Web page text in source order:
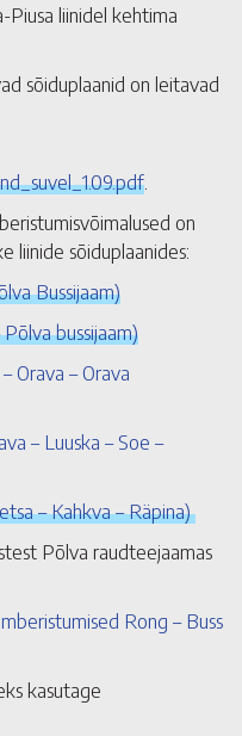
Piusa liinidel kehtima
sõiduplaanid on leitavad
on
liinide sõiduplaanides:
Bussijaam)
bussijaam)
Orava – Orava
– Luuska – Soe –
– Kahkva – Räpina)
Põlva raudteejaamas
Rong – Buss
kasutage